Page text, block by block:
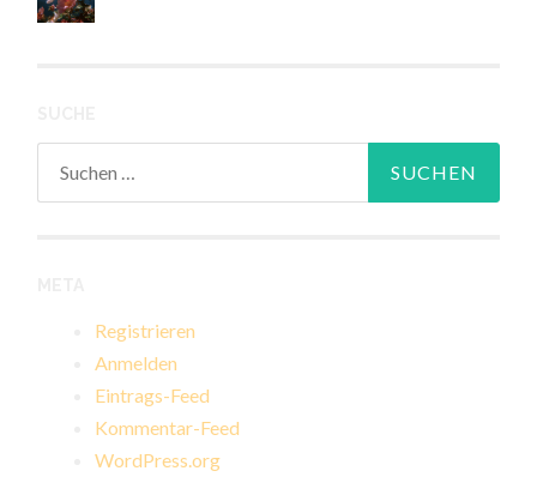
Registrieren
Anmelden
Eintrags-Feed
Kommentar-Feed
WordPress.org